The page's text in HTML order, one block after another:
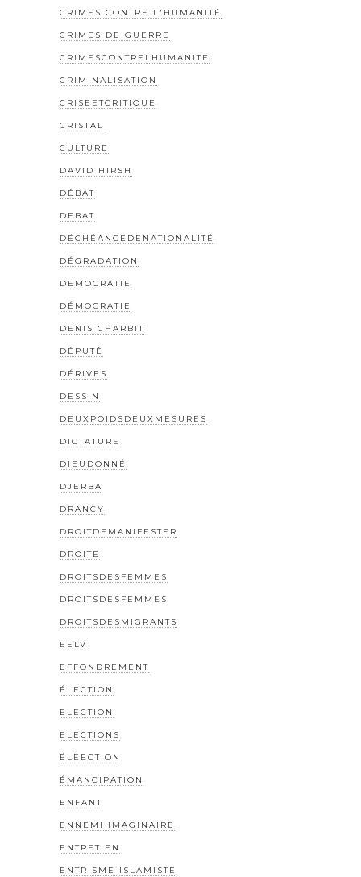
CRIMES CONTRE L'HUMANITÉ
CRIMES DE GUERRE
CRIMESCONTRELHUMANITE
CRIMINALISATION
CRISEETCRITIQUE
CRISTAL
CULTURE
DAVID HIRSH
DÉBAT
DEBAT
DÉCHÉANCEDENATIONALITÉ
DÉGRADATION
DEMOCRATIE
DÉMOCRATIE
DENIS CHARBIT
DÉPUTÉ
DÉRIVES
DESSIN
DEUXPOIDSDEUXMESURES
DICTATURE
DIEUDONNÉ
DJERBA
DRANCY
DROITDEMANIFESTER
DROITE
DROITSDESFEMMES
DROITSDESFEMMES
DROITSDESMIGRANTS
EELV
EFFONDREMENT
ÉLECTION
ELECTION
ELECTIONS
ÉLÉECTION
ÉMANCIPATION
ENFANT
ENNEMI IMAGINAIRE
ENTRETIEN
ENTRISME ISLAMISTE